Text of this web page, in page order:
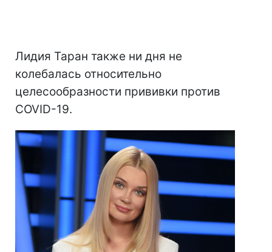
Лидия Таран также ни дня не
колебалась относительно
целесообразности прививки против
COVID-19.